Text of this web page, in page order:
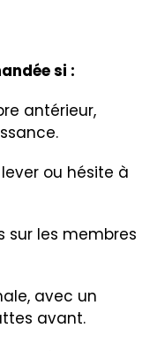
si :
antérieur,
ou hésite à
sur les membres
avec un
avant.